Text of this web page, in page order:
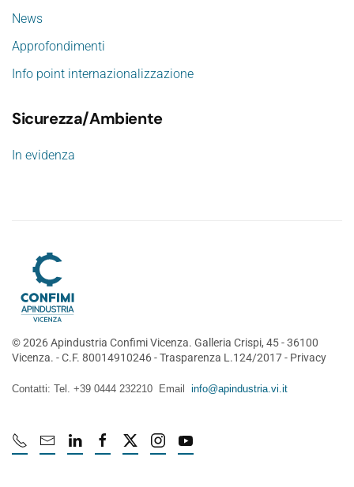
News
Approfondimenti
Info point internazionalizzazione
Sicurezza/Ambiente
In evidenza
©2026Apindustria Confimi Vicenza. Galleria Crispi, 45 - 36100
Vicenza. - C.F. 80014910246 -Trasparenza L.124/2017- Privacy
Contatti: Tel. +39 0444 232210 Email info@apindustria.vi.it